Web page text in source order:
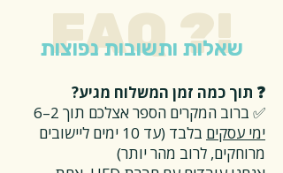
FAQ ?!
שאלות ותשובות נפוצות
❓ תוך כמה זמן המשלוח מגיע?
✅ ברוב המקרים הספר אצלכם תוך 2–6
ימי עסקים
בלבד (עד 10 ימים ליישובים
מרוחקים, לרוב מהר יותר)